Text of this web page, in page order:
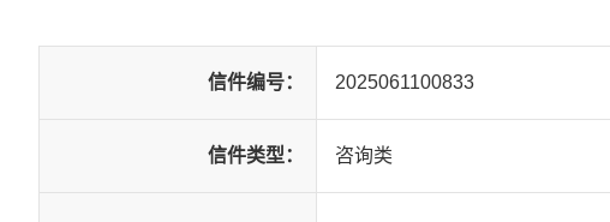
信件编号： 2025061100833
信件类型： 咨询类